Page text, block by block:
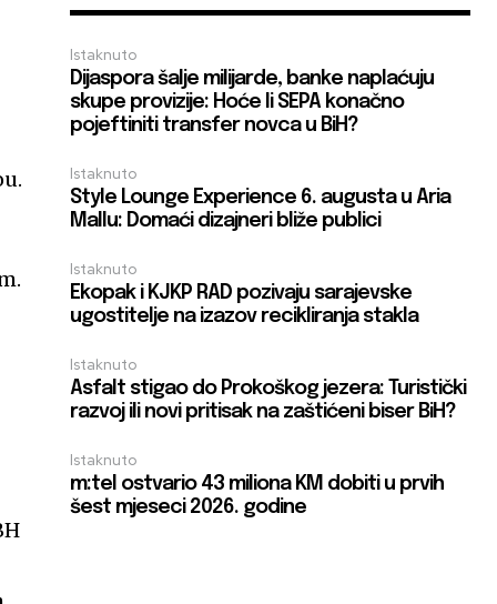
Istaknuto
Dijaspora šalje milijarde, banke naplaćuju
skupe provizije: Hoće li SEPA konačno
pojeftiniti transfer novca u BiH?
Istaknuto
Style Lounge Experience 6. augusta u Aria
Mallu: Domaći dizajneri bliže publici
Istaknuto
Ekopak i KJKP RAD pozivaju sarajevske
ugostitelje na izazov recikliranja stakla
Istaknuto
Asfalt stigao do Prokoškog jezera: Turistički
razvoj ili novi pritisak na zaštićeni biser BiH?
Istaknuto
m:tel ostvario 43 miliona KM dobiti u prvih
šest mjeseci 2026. godine